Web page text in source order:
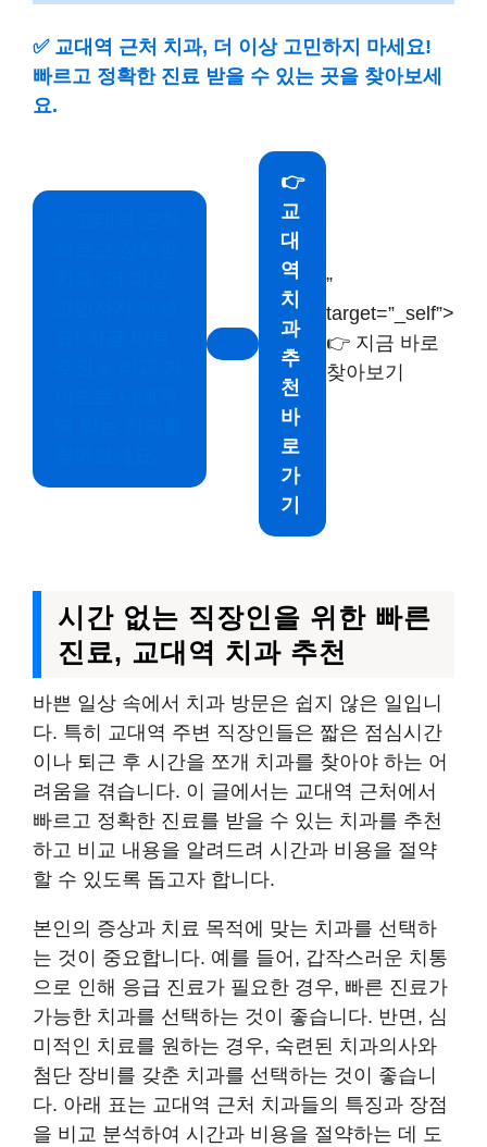
✅ 교대역 근처 치과, 더 이상 고민하지 마세요!
빠르고 정확한 진료 받을 수 있는 곳을 찾아보세
요.
👉
교
대
역
치
과
추
천
바
로
가
기
”
target=”_self”>
👉 지금 바로
찾아보기
시간 없는 직장인을 위한 빠른
진료, 교대역 치과 추천
바쁜 일상 속에서 치과 방문은 쉽지 않은 일입니
다. 특히 교대역 주변 직장인들은 짧은 점심시간
이나 퇴근 후 시간을 쪼개 치과를 찾아야 하는 어
려움을 겪습니다. 이 글에서는 교대역 근처에서
빠르고 정확한 진료를 받을 수 있는 치과를 추천
하고 비교 내용을 알려드려 시간과 비용을 절약
할 수 있도록 돕고자 합니다.
본인의 증상과 치료 목적에 맞는 치과를 선택하
는 것이 중요합니다. 예를 들어, 갑작스러운 치통
으로 인해 응급 진료가 필요한 경우, 빠른 진료가
가능한 치과를 선택하는 것이 좋습니다. 반면, 심
미적인 치료를 원하는 경우, 숙련된 치과의사와
첨단 장비를 갖춘 치과를 선택하는 것이 좋습니
다. 아래 표는 교대역 근처 치과들의 특징과 장점
을 비교 분석하여 시간과 비용을 절약하는 데 도